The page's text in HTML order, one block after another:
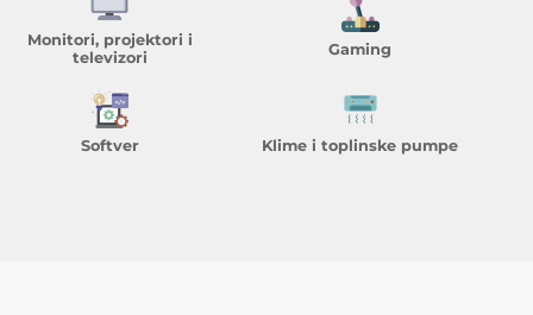
Monitori, projektori i
televizori
Gaming
Softver Klime i toplinske pumpe